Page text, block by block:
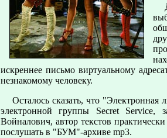
искреннее письмо виртуальному
незнакомому человеку.
Осталось сказать, что
электронной группы Secret Service,
Войналович, автор текстов
послушать в "БУМ"-архиве mр3.